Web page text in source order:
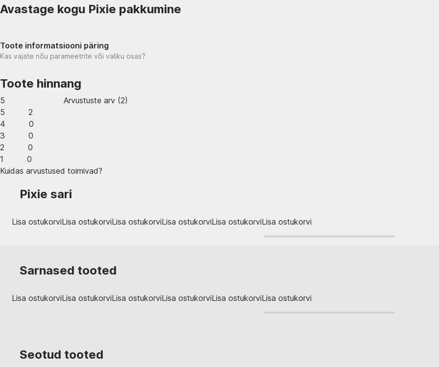
Avastage kogu Pixie pakkumine
Toote informatsiooni päring
Kas vajate nõu parameetrite või valiku osas?
Toote hinnang
5 Arvustuste arv (2)
5
2
4
0
3
0
2
0
1
0
Kuidas arvustused toimivad?
Pixie sari
Lisa ostukorviLisa ostukorviLisa ostukorviLisa ostukorviLisa ostukorviLisa ostukorvi
Sarnased tooted
Lisa ostukorviLisa ostukorviLisa ostukorviLisa ostukorviLisa ostukorviLisa ostukorvi
Seotud tooted